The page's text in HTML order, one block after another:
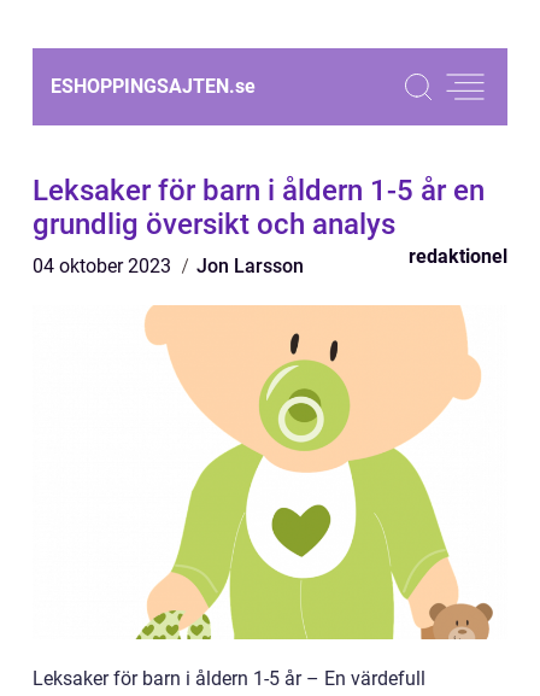
ESHOPPINGSAJTEN.se
Leksaker för barn i åldern 1-5 år en
grundlig översikt och analys
04 oktober 2023 Jon Larsson redaktionel
Leksaker för barn i åldern 1-5 år – En värdefull